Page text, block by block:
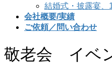
結婚式・披露宴、
会社概要/実績
ご依頼／問い合わせ
敬老会 イベ